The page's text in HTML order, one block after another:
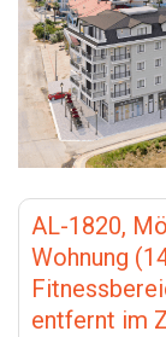
AL-1820,
Wohnung
entfernt im